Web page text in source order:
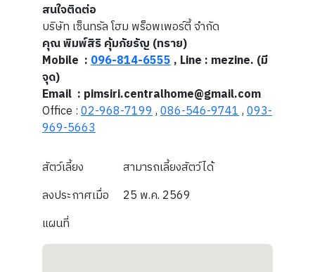
สนใจติดต่อ
บริษัท เซ็นทรัล โฮม พร็อพเพอร์ตี้ จำกัด
คุณ พิมพ์สิริ คุ้มภัยรัญ (ทราย)
Mobile :096-814-6555, Line : mezine. (มี
จุด)
Email : pimsiri.centralhome@gmail.com
Office :02-968-7199,086-546-9741,093-
969-5663
สัตว์เลี้ยง
สามารถเลี้ยงสัตว์ได้
ลงประกาศเมื่อ
25 พ.ค. 2569
แผนที่